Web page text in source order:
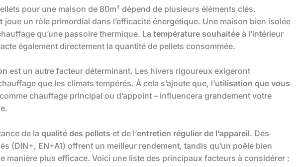
pour une maison de 80m² dépend de plusieurs éléments clés.
joue un rôle primordial dans l’efficacité énergétique. Une maison bien isolée
qu’une passoire thermique. La température souhaitée à l’intérieur
également directement la quantité de pellets consommée.
est un autre facteur déterminant. Les hivers rigoureux exigeront
que les climats tempérés. À cela s’ajoute que, l’utilisation que vous
chauffage principal ou d’appoint – influencera grandement votre
de la qualité des pellets et de l’entretien régulier de l’appareil. Des
(DIN+, EN+A1) offrent un meilleur rendement, tandis qu’un poêle bien
manière plus efficace. Voici une liste des principaux facteurs à considérer :